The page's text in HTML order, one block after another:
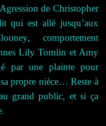
de Christopher
qui est allé jusqu’aux
comportement
Lily Tomlin et Amy
par une plainte pour
propre nièce… Reste à
grand public, et si ça